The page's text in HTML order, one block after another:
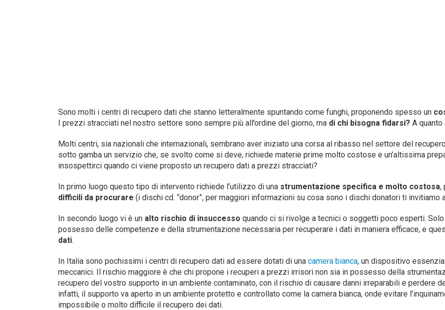
Sono molti i centri di recupero dati che stanno letteralmente spuntando come funghi, proponendo spesso un
I prezzi stracciati nel nostro settore sono sempre più all’ordine del giorno, ma di chi bisogna fidarsi? A
Molti centri, sia nazionali che internazionali, sembrano aver iniziato una corsa al ribasso nel settore del
sotto gamba un servizio che, se svolto come si deve, richiede materie prime molto costose e un’altissima
insospettirci quando ci viene proposto un recupero dati a prezzi stracciati?
In primo luogo questo tipo di intervento richiede l’utilizzo di una strumentazione specifica e molto costosa,
difficili da procurare (i dischi cd. “donor”, per maggiori informazioni su cosa sono i dischi donatori ti invitiamo
In secondo luogo vi è un alto rischio di insuccesso quando ci si rivolge a tecnici o soggetti poco esperti.
possesso delle competenze e della strumentazione necessaria per recuperare i dati in maniera efficace, e
dati.
In Italia sono pochissimi i centri di recupero dati ad essere dotati di una camera bianca, un dispositivo
meccanici. Il rischio maggiore è che chi propone i recuperi a prezzi irrisori non sia in possesso della
recupero del vostro supporto in un ambiente contaminato, con il rischio di causare danni irreparabili e perdere
infatti, il supporto va aperto in un ambiente protetto e controllato come la camera bianca, onde evitare
impossibile o molto difficile il recupero dei dati.